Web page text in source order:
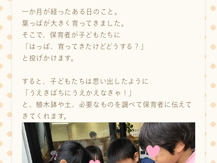
一か月が経ったある日のこと。
葉っぱが大きく育ってきました。
そこで、保育者が子どもたちに
「はっぱ、育ってきたけどどうする？」
と投げかけます。
すると、子どもたちは思い出したように
「うえきばちにうえかえなきゃ！」
と、植木鉢や土、必要なものを調べて保育者に伝えて
きてくれます。